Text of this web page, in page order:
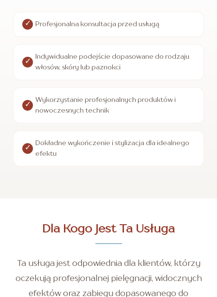
Profesjonalna konsultacja przed usługą
Indywidualne podejście dopasowane do rodzaju
włosów, skóry lub paznokci
Wykorzystanie profesjonalnych produktów i
nowoczesnych technik
Dokładne wykończenie i stylizacja dla idealnego
efektu
Dla Kogo Jest Ta Usługa
Ta usługa jest odpowiednia dla klientów, którzy
oczekują profesjonalnej pielęgnacji, widocznych
efektów oraz zabiegu dopasowanego do